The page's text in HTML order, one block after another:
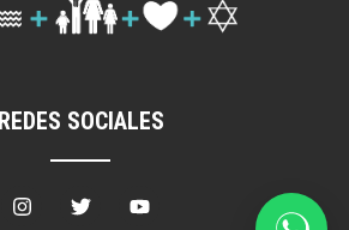
REDES SOCIALES